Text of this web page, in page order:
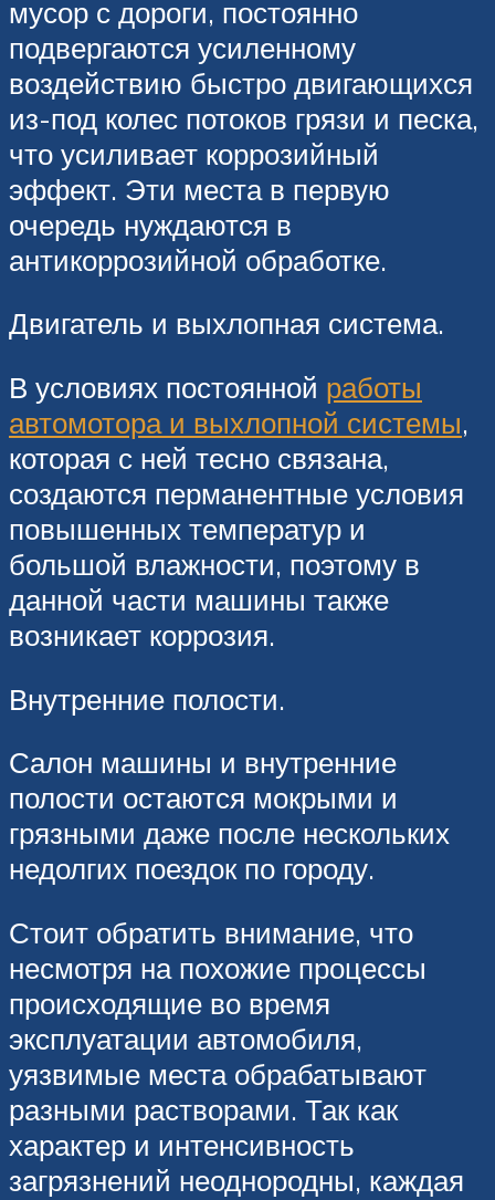
мусор с дороги, постоянно
подвергаются усиленному
воздействию быстро двигающихся
из-под колес потоков грязи и песка,
что усиливает коррозийный
эффект. Эти места в первую
очередь нуждаются в
антикоррозийной обработке.
Двигатель и выхлопная система.
В условиях постоянной работы
автомотора и выхлопной системы,
которая с ней тесно связана,
создаются перманентные условия
повышенных температур и
большой влажности, поэтому в
данной части машины также
возникает коррозия.
Внутренние полости.
Салон машины и внутренние
полости остаются мокрыми и
грязными даже после нескольких
недолгих поездок по городу.
Стоит обратить внимание, что
несмотря на похожие процессы
происходящие во время
эксплуатации автомобиля,
уязвимые места обрабатывают
разными растворами. Так как
характер и интенсивность
загрязнений неоднородны, каждая